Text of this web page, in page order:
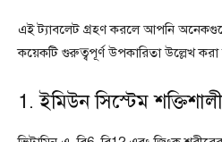
এই ট্যাবলেট গ্রহণ করলে আপনি অনেকগুলো
কয়েকটি গুরুত্বপূর্ণ উপকারিতা উল্লেখ
1. ইমিউন সিস্টেম